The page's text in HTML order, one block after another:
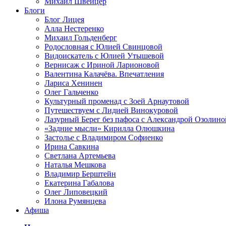
Блоги
Блог Лицея
Алла Нестеренко
Михаил Гольденберг
Родословная с Юлией Свинцовой
Видоискатель с Юлией Утышевой
Вернисаж с Ириной Ларионовой
Валентина Калачёва. Впечатления
Лариса Хенинен
Олег Гальченко
Культурный променад с Зоей Арнаутовой
Путешествуем с Лидией Винокуровой
Лазурный Берег без пафоса с Александрой
«Задние мысли» Кирилла Олюшкина
Застолье с Владимиром Софиенко
Ирина Савкина
Светлана Артемьева
Наталья Мешкова
Владимир Берштейн
Екатерина Габалова
Олег Липовецкий
Илона Румянцева
Афиша